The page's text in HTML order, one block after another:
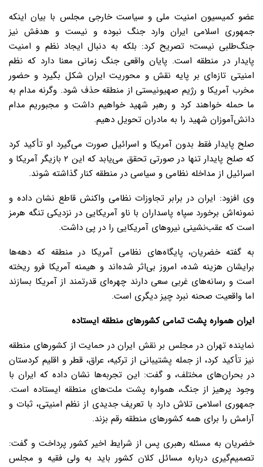
عضو کمیسیون امنیت ملی و سیاست خارجی مجلس با بیان اینکه
جمهوری اسلامی ایران وارد جنگ نبوده و نیست و هدفش نیز
جنگ‌طلبی نیست؛ تصریح کرد: بلکه به دنبال ایجاد نظم و امنیت
پایدار در منطقه است. پایان واقعی جنگ زمانی معنا دارد که نظم
امنیتی تازه‌ای بر پایه نقش و محوریت ایران شکل بگیرد و حضور
مخرب آمریکا و رژیم صهیونیستی از منطقه حذف شود. وگرنه مدام به
ما حمله خواهند کرد و رهبر شهید خواهیم داشت و مجبوریم مدام
دانش‌آموزان شهید را به مادران تحویل دهیم.
صلح پایدار فقط بدون آمریکا و اسرائیل صورت می‌گیرد او تأکید کرد
که صلح پایدار تنها در صورتی تحقق می‌یابد که این ۲ بازیگر آمریکا و
اسرائیل از مداخله نظامی و سیاسی در منطقه کنار گذاشته شوند.
وی افزود: ایران در برابر تجاوزات نظامی واکنش قاطع نشان داده و
نمونه‌اش برخورد سپاه پاسداران با ناو آمریکایی در نزدیکی تنگه هرمز
است که عقب‌نشینی نیروهای آمریکایی را در پی داشت.
به گفته خضریان، پایگاه‌های نظامی آمریکا در منطقه که دهه‌ها
برایشان هزینه شده، امروز بی‌اثر شده‌اند و هیمنه آمریکا فرو ریخته
است و رسانه‌های غربی سعی دارند چهره‌ای قدرتمند از آمریکا بسازند
اما واقعیت صحنه نبرد چیز دیگری است.
ایران همواره پشت تمامی کشورهای منطقه ایستاده
نماینده تهران در مجلس بر نقش ایران در حمایت از کشورهای منطقه
نیز تأکید کرد، از جمله پشتیبانی از ترکیه، عراق، قطر و اقلیم کردستان
در بحران‌های مختلف، و گفت: این تجربه‌ها نشان داده که ایران با
وجود پرهیز از جنگ، همواره پشت ملت‌های منطقه ایستاده است.
جمهوری اسلامی تلاش دارد با تعریف جدیدی از نظم امنیتی، ثبات و
آرامش را برای همه کشورهای منطقه رقم بزند.
خضریان به مسئله رهبری پس از شرایط اخیر کشور پرداخت و گفت:
تصمیم‌گیری درباره مسائل کلان کشور باید به ولی فقیه و مجلس